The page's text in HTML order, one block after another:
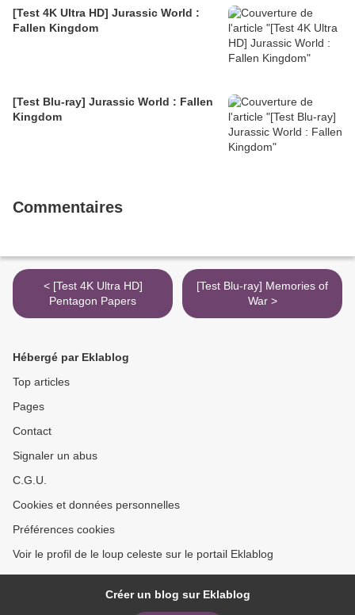
[Test 4K Ultra HD] Jurassic World :
Fallen Kingdom
[Test Blu-ray] Jurassic World : Fallen
Kingdom
Commentaires
< [Test 4K Ultra HD]
Pentagon Papers
[Test Blu-ray] Memories of
War >
Hébergé par Eklablog
Top articles
Pages
Contact
Signaler un abus
C.G.U.
Cookies et données personnelles
Préférences cookies
Voir le profil de le loup celeste sur le portail Eklablog
Créer un blog sur Eklablog